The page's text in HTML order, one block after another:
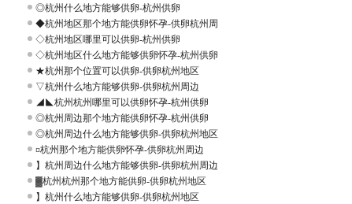
◎杭州什么地方能够供卵-杭州供卵
◆杭州地区那个地方能供卵怀孕-供卵杭州周
◇杭州地区哪里可以供卵-杭州供卵
◇杭州地区什么地方能够供卵怀孕-杭州供卵
★杭州那个位置可以供卵-供卵杭州地区
▽杭州什么地方能够供卵-供卵杭州周边
◢◣杭州杭州哪里可以供卵怀孕-杭州供卵
◎杭州周边那个地方能供卵怀孕-杭州供卵
◎杭州周边什么地方能够供卵-供卵杭州地区
¤杭州那个地方能供卵怀孕-供卵杭州周边
】杭州周边什么地方能够供卵-供卵杭州周边
▓杭州杭州那个地方能供卵-供卵杭州地区
】杭州什么地方能够供卵-供卵杭州地区